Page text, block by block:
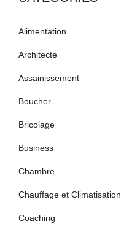
Alimentation
Architecte
Assainissement
Boucher
Bricolage
Business
Chambre
Chauffage et Climatisation
Coaching